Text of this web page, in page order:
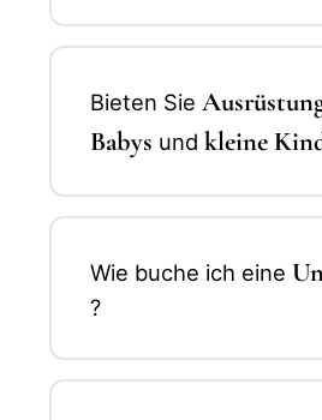
Bieten Sie
Babys und kleine
Wie buche ich eine
?